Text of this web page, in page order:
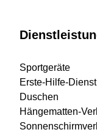
Sportgeräte
Erste-Hilfe-Dienst
Duschen
Hängematten-